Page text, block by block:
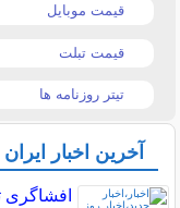
قیمت موبایل
قیمت تبلت
تیتر روزنامه ها
آخرین اخبار
افشاگری